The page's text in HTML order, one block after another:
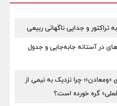
و جدایی ناگهانی ربیعی
در آستانه جابه‌جایی و جدول
«ومعادن»؛ چرا نزدیک به نیمی از
گره خورده است؟